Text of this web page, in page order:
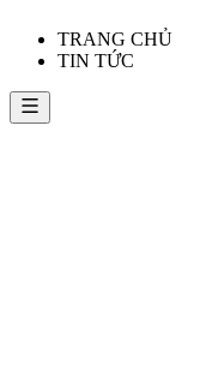
TRANG CHỦ
TIN TỨC